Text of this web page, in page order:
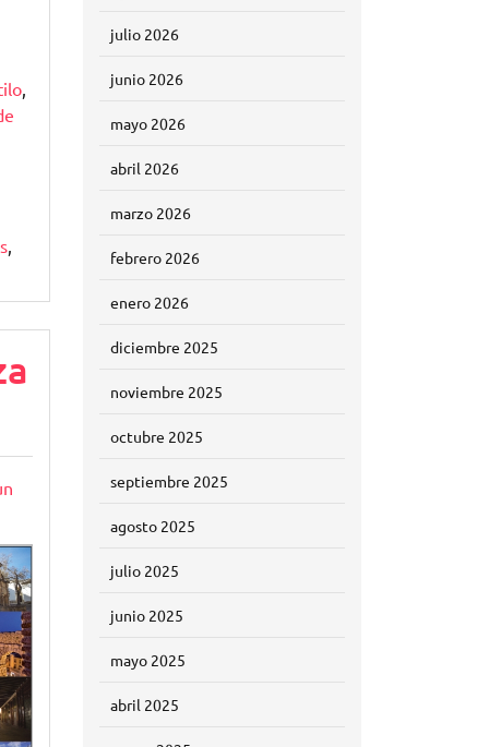
,
,
julio 2026
junio 2026
mayo 2026
abril 2026
marzo 2026
febrero 2026
enero 2026
diciembre 2025
noviembre 2025
octubre 2025
septiembre 2025
agosto 2025
julio 2025
junio 2025
mayo 2025
abril 2025